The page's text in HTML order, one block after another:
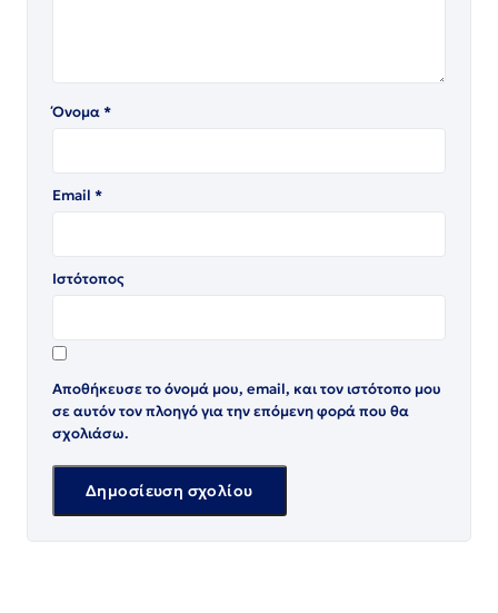
Όνομα*
Email *
Ιστότοπος
Αποθήκευσε το όνομά μου, email, και τον ιστότοπο μου
σε αυτόν τον πλοηγό για την επόμενη φορά που θα
σχολιάσω.